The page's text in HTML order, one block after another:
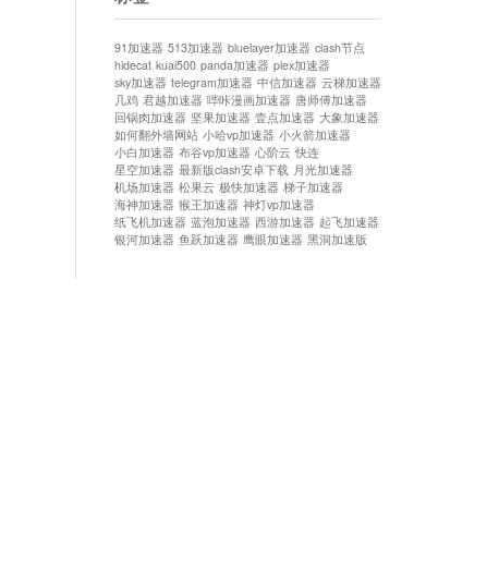
91加速器 513加速器 bluelayer加速器 clash节点
hidecat kuai500 panda加速器 plex加速器
sky加速器 telegram加速器 中信加速器 云梯加速器
几鸡 君越加速器 哔咔漫画加速器 唐师傅加速器
回锅肉加速器 坚果加速器 壹点加速器 大象加速器
如何翻外墙网站 小哈vp加速器 小火箭加速器
小白加速器 布谷vp加速器 心阶云 快连
星空加速器 最新版clash安卓下载 月光加速器
机场加速器 松果云 极快加速器 梯子加速器
海神加速器 猴王加速器 神灯vp加速器
纸飞机加速器 蓝泡加速器 西游加速器 起飞加速器
银河加速器 鱼跃加速器 鹰眼加速器 黑洞加速版